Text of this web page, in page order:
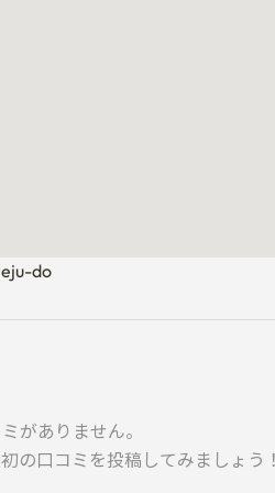
do
がありません。
の口コミを投稿してみましょう